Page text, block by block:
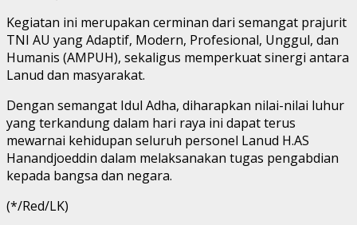
Kegiatan ini merupakan cerminan dari semangat prajurit
TNI AU yang Adaptif, Modern, Profesional, Unggul, dan
Humanis (AMPUH), sekaligus memperkuat sinergi antara
Lanud dan masyarakat.
Dengan semangat Idul Adha, diharapkan nilai-nilai luhur
yang terkandung dalam hari raya ini dapat terus
mewarnai kehidupan seluruh personel Lanud H.AS
Hanandjoeddin dalam melaksanakan tugas pengabdian
kepada bangsa dan negara.
(*/Red/LK)